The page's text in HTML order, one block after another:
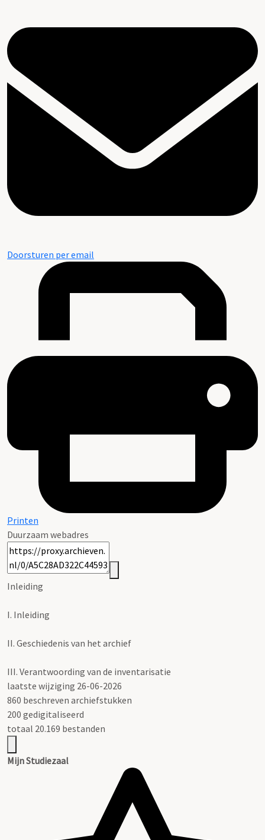
Doorsturen per email
Printen
Duurzaam webadres
Inleiding
I. Inleiding
II. Geschiedenis van het archief
III. Verantwoording van de inventarisatie
laatste wijziging 26-06-2026
860 beschreven archiefstukken
200 gedigitaliseerd
totaal 20.169 bestanden
Mijn Studiezaal